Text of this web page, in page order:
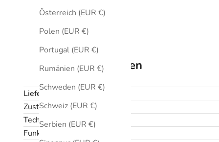
Österreich (EUR €)
Polen (EUR €)
Portugal (EUR €)
Rumänien (EUR €)
Schweden (EUR €)
Schweiz (EUR €)
Serbien (EUR €)
Technische Daten
Lieferumfang
Zustand
Technische Daten
Funktionen